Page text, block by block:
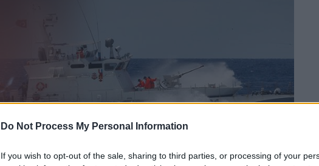
Do Not Process My Personal Information
If you wish to opt-out of the sale, sharing to third parties, or processing of your